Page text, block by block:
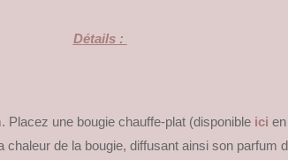
Détails :
une bougie chauffe-plat (disponible ici
de la bougie, diffusant ainsi son